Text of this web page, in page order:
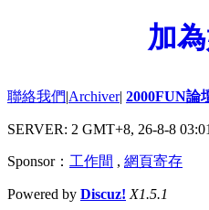
加
聯絡我們|Archiver| 2000FUN論
SERVER: 2 GMT+8, 26-8-8
Sponsor： 工作間 , 網頁寄存
Powered by Discuz! X1.5.1